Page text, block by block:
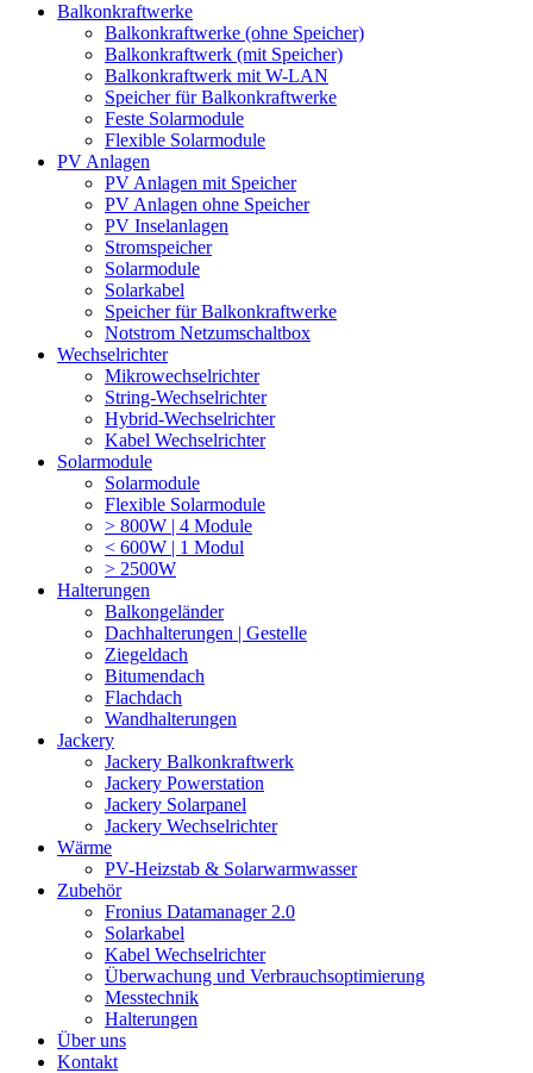
Balkonkraftwerke
Balkonkraftwerke (ohne Speicher)
Balkonkraftwerk (mit Speicher)
Balkonkraftwerk mit W-LAN
Speicher für Balkonkraftwerke
Feste Solarmodule
Flexible Solarmodule
PV Anlagen
PV Anlagen mit Speicher
PV Anlagen ohne Speicher
PV Inselanlagen
Stromspeicher
Solarmodule
Solarkabel
Speicher für Balkonkraftwerke
Notstrom Netzumschaltbox
Wechselrichter
Mikrowechselrichter
String-Wechselrichter
Hybrid-Wechselrichter
Kabel Wechselrichter
Solarmodule
Solarmodule
Flexible Solarmodule
> 800W | 4 Module
< 600W | 1 Modul
> 2500W
Halterungen
Balkongeländer
Dachhalterungen | Gestelle
Ziegeldach
Bitumendach
Flachdach
Wandhalterungen
Jackery
Jackery Balkonkraftwerk
Jackery Powerstation
Jackery Solarpanel
Jackery Wechselrichter
Wärme
PV-Heizstab & Solarwarmwasser
Zubehör
Fronius Datamanager 2.0
Solarkabel
Kabel Wechselrichter
Überwachung und Verbrauchsoptimierung
Messtechnik
Halterungen
Über uns
Kontakt